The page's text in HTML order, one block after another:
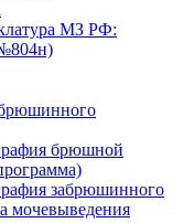
МЗ РФ:
брюшной
забрюшинного
мочевыведения